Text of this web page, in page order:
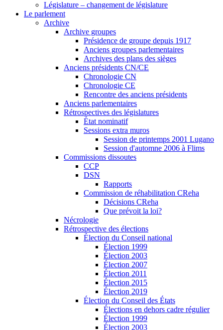
Législature – changement de législature
Le parlement
Archive
Archive groupes
Présidence de groupe depuis 1917
Anciens groupes parlementaires
Archives des plans des sièges
Anciens présidents CN/CE
Chronologie CN
Chronologie CE
Rencontre des anciens présidents
Anciens parlementaires
Rétrospectives des législatures
État nominatif
Sessions extra muros
Session de printemps 2001 Lugano
Session d'automne 2006 à Flims
Commissions dissoutes
CCP
DSN
Rapports
Commission de réhabilitation CReha
Décisions CReha
Que prévoit la loi?
Nécrologie
Rétrospective des élections
Élection du Conseil national
Élection 1999
Élection 2003
Élection 2007
Élection 2011
Élection 2015
Élection 2019
Élection du Conseil des États
Élections en dehors cadre régulier
Élection 1999
Élection 2003